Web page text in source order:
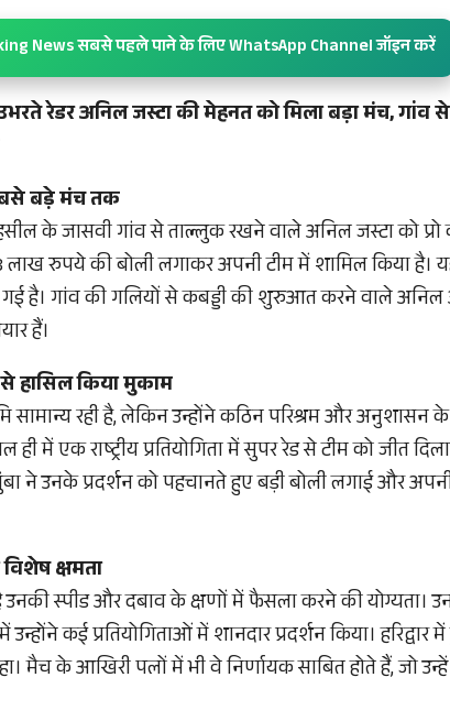
News सबसे पहले पाने के लिए WhatsApp Channel जॉइन करें
रेडर अनिल जस्टा की मेहनत को मिला बड़ा मंच,
बड़े मंच तक
के जासवी गांव से ताल्लुक रखने वाले अनिल जस्टा को प्रो
लाख रुपये की बोली लगाकर अपनी टीम में शामिल किया है।
गई है। गांव की गलियों से कबड्डी की शुरुआत करने वाले
हैं।
किया मुकाम
सामान्य रही है, लेकिन उन्होंने कठिन परिश्रम और
ही में एक राष्ट्रीय प्रतियोगिता में सुपर रेड से टीम को जीत
ने उनके प्रदर्शन को पहचानते हुए बड़ी बोली लगाई और
क्षमता
स्पीड और दबाव के क्षणों में फैसला करने की योग्यता।
कई प्रतियोगिताओं में शानदार प्रदर्शन किया। हरिद्वार
मैच के आखिरी पलों में भी वे निर्णायक साबित होते हैं, जो